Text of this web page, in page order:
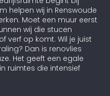
helpen wij in Renswoude
Moet een muur eerst
wij die stucen
verf op komt. Wil je juist
Dan is renovlies
Het geeft een egale
ruimtes die intensief